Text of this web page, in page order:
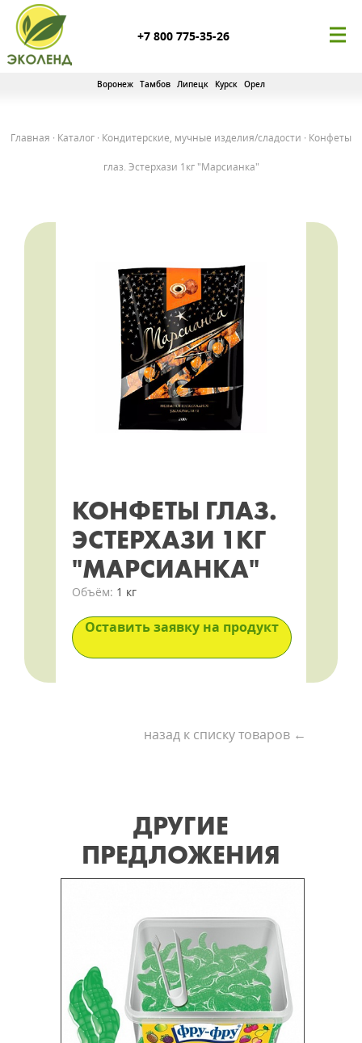
+7 800 775-35-26
Воронеж Тамбов Липецк Курск Орел
Главная · Каталог · Кондитерские, мучные изделия/сладости · Конфеты
глаз. Эстерхази 1кг "Марсианка"
КОНФЕТЫ ГЛАЗ.
ЭСТЕРХАЗИ 1КГ
"МАРСИАНКА"
Объём: 1 кг
Оставить заявку на продукт
назад к списку товаров ←
ДРУГИЕ
ПРЕДЛОЖЕНИЯ